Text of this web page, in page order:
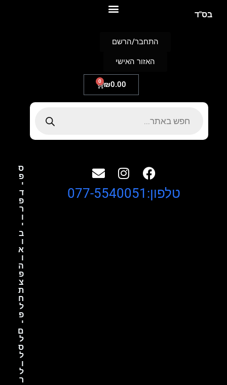
בס"ד
₪0.00
0
התחבר/הרשם
האזור האישי
ס
פ
י
ד
פ
ר
ו
י
ב
ו
א
ו
ה
פ
צ
ת
ח
ל
פ
י
ם
ל
ס
ל
ו
ל
ר
טלפון:077-5540051